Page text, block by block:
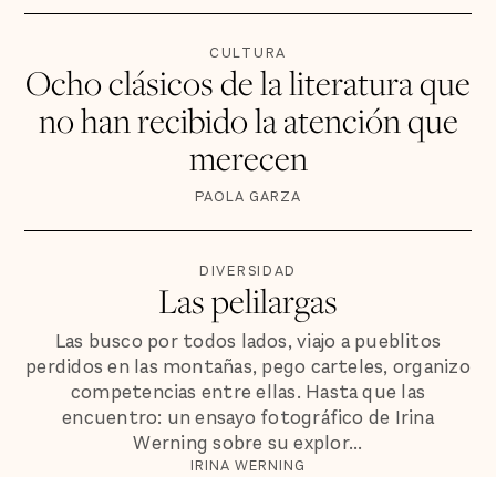
CULTURA
Ocho clásicos de la literatura que
no han recibido la atención que
merecen
PAOLA GARZA
DIVERSIDAD
Las pelilargas
Las busco por todos lados, viajo a pueblitos
perdidos en las montañas, pego carteles, organizo
competencias entre ellas. Hasta que las
encuentro: un ensayo fotográfico de Irina
Werning sobre su explor...
IRINA WERNING